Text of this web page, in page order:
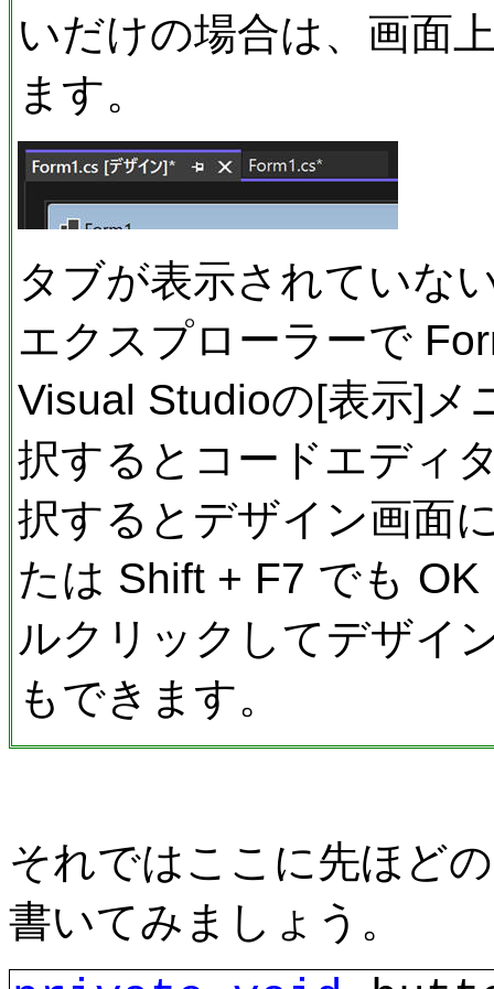
いだけの場合は、画面
ます。
タブが表示されていな
エクスプローラーで
Visual Studioの[表示]メ
択するとコードエディ
択するとデザイン画面
たは Shift + F7 でも
ルクリックしてデザイ
もできます。
それではここに先ほど
書いてみましょう。